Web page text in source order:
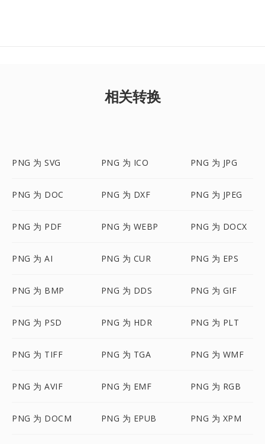
相关转换
PNG 为 SVG PNG 为 ICO PNG 为 JPG
PNG 为 DOC PNG 为 DXF PNG 为 JPEG
PNG 为 PDF PNG 为 WEBP PNG 为 DOCX
PNG 为 AI PNG 为 CUR PNG 为 EPS
PNG 为 BMP PNG 为 DDS PNG 为 GIF
PNG 为 PSD PNG 为 HDR PNG 为 PLT
PNG 为 TIFF PNG 为 TGA PNG 为 WMF
PNG 为 AVIF PNG 为 EMF PNG 为 RGB
PNG 为 DOCM PNG 为 EPUB PNG 为 XPM